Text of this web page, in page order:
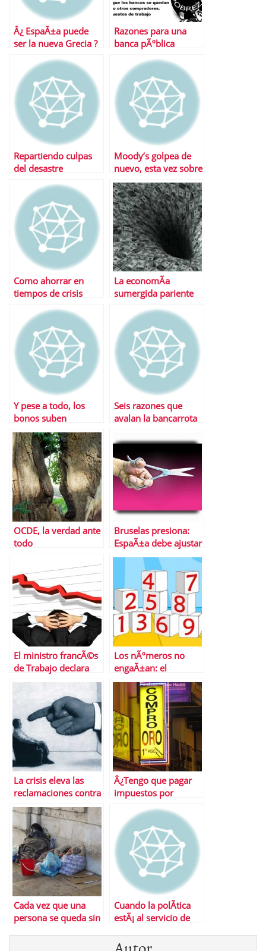
Â¿ EspaÃ±a puede
ser la nueva Grecia ?
Razones para una
banca pÃºblica
Repartiendo culpas
del desastre
Â¿CÃ³mo hemos
llegado hasta aquÃ­ y
quÃ© hacer ahora
con tu piso?
Moody’s golpea de
nuevo, esta vez sobre
la banca
Como ahorrar en
tiempos de crisis
La economÃ­a
sumergida pariente
Y pese a todo, los
bonos suben
Seis razones que
avalan la bancarrota
OCDE, la verdad ante
todo
Bruselas presiona:
EspaÃ±a debe ajustar
mÃ¡s las pensiones
El ministro francÃ©s
de Trabajo declara
que su paÃ­s estÃ¡ en
â€œbancarrotaâ€
Los nÃºmeros no
engaÃ±an: el
desastre de la Ãºltima
reforma laboral
La crisis eleva las
reclamaciones contra
directivos en
EspaÃ±a
Â¿Tengo que pagar
impuestos por
Cada vez que una
persona se queda sin
Cuando la polÃ­tica
estÃ¡ al servicio de
econÃ³micos